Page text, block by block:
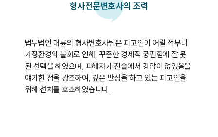
형사전문변호사의 조력
법무법인 대륜의 형사변호사팀은 피고인이 어릴 적부터
가정환경의 불화로 인해, 꾸준한 경제적 궁핍함에 잘 못
된 선택을 하였으며, 피해자가 진술에서 강압이 없었음을
얘기한 점을 강조하여, 깊은 반성을 하고 있는 피고인을
위해 선처를 호소하였습니다.